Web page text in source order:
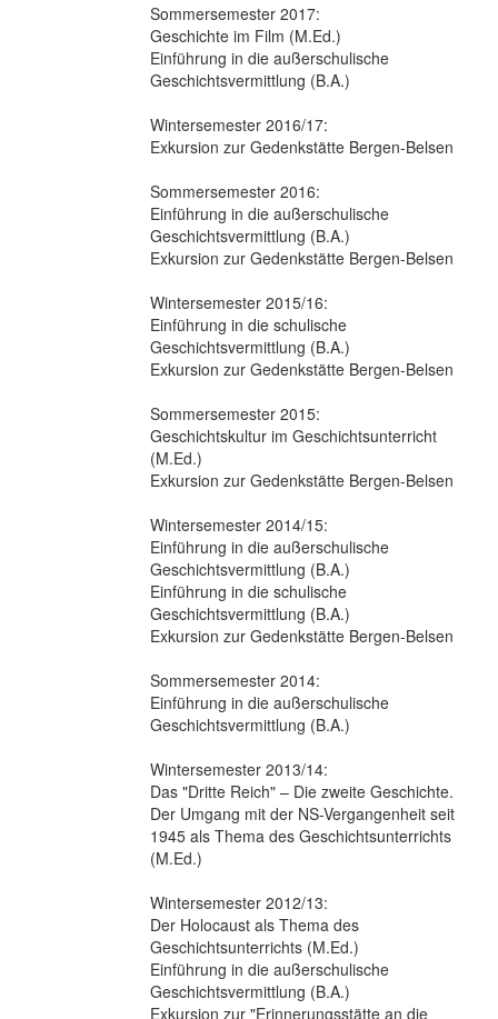
Sommersemester 2017:
Geschichte im Film (M.Ed.)
Einführung in die außerschulische
Geschichtsvermittlung (B.A.)
Wintersemester 2016/17:
Exkursion zur Gedenkstätte Bergen-Belsen
Sommersemester 2016:
Einführung in die außerschulische
Geschichtsvermittlung (B.A.)
Exkursion zur Gedenkstätte Bergen-Belsen
Wintersemester 2015/16:
Einführung in die schulische
Geschichtsvermittlung (B.A.)
Exkursion zur Gedenkstätte Bergen-Belsen
Sommersemester 2015:
Geschichtskultur im Geschichtsunterricht
(M.Ed.)
Exkursion zur Gedenkstätte Bergen-Belsen
Wintersemester 2014/15:
Einführung in die außerschulische
Geschichtsvermittlung (B.A.)
Einführung in die schulische
Geschichtsvermittlung (B.A.)
Exkursion zur Gedenkstätte Bergen-Belsen
Sommersemester 2014:
Einführung in die außerschulische
Geschichtsvermittlung (B.A.)
Wintersemester 2013/14:
Das "Dritte Reich" – Die zweite Geschichte.
Der Umgang mit der NS-Vergangenheit seit
1945 als Thema des Geschichtsunterrichts
(M.Ed.)
Wintersemester 2012/13:
Der Holocaust als Thema des
Geschichtsunterrichts (M.Ed.)
Einführung in die außerschulische
Geschichtsvermittlung (B.A.)
Exkursion zur "Erinnerungsstätte an die